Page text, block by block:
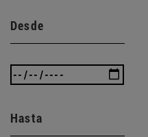
Desde
Hasta